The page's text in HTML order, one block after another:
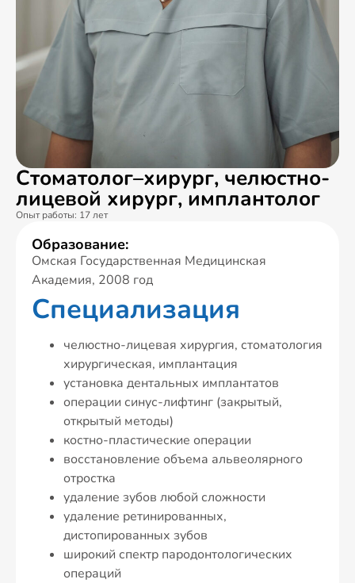
Стоматолог–хирург, челюстно-
лицевой хирург, имплантолог
Опыт работы: 17 лет
Образование:
Омская Государственная Медицинская
Академия, 2008 год
Специализация
челюстно-лицевая хирургия, стоматология
хирургическая, имплантация
установка дентальных имплантатов
операции синус-лифтинг (закрытый,
открытый методы)
костно-пластические операции
восстановление объема альвеолярного
отростка
удаление зубов любой сложности
удаление ретинированных,
дистопированных зубов
широкий спектр пародонтологических
операций